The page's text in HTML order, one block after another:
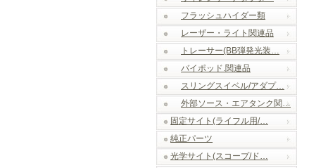
フラッシュハイダー類
レーザー・ライト関連品
トレーサー(BB弾発光装…
バイポッド.関連品
スリングスイベル/アダプ…
外部ソース・エアタンク関…
固定サイト(ライフル用/…
純正パーツ
光学サイト(スコープ/ド…